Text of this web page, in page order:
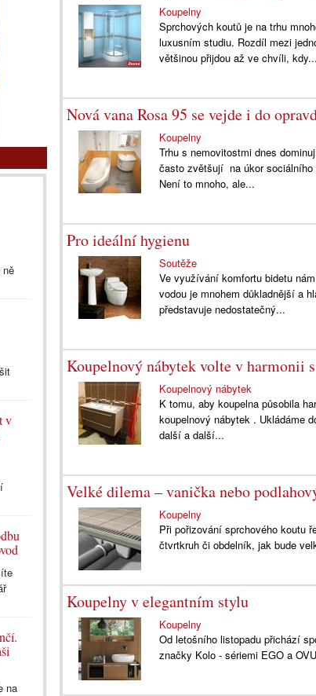
Koupelny
Sprchových koutů je na trhu
luxusním studiu. Rozdíl mezi
většinou přijdou až ve chvíli, kdy...
Nová vana Rosa 95 se vejde i do
Koupelny
Trhu s nemovitostmi dnes
často zvětšují na úkor sociálního
Není to mnoho, ale...
Pro ideální hygienu
Soutěže
Ve využívání komfortu bidetu
vodou je mnohem důkladnější a
představuje nedostatečný...
Koupelnový nábytek volte v harmonii
Koupelnový nábytek
K tomu, aby koupelna působila
koupelnový nábytek . Ukládáme
další a další...
Velké dilema – vanička nebo
Koupelny
Při pořizování sprchového koutu
čtvrtkruh či obdelník, jak bude
Koupelny v elegantním stylu
Koupelny
Od letošního listopadu přichází
značky Kolo - sériemi EGO a
ně
v
na